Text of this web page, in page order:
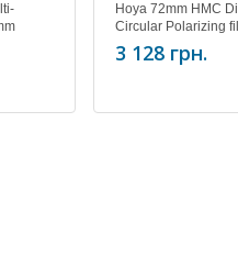
Hoya 72mm HMC
Circular Polarizing
3 128 грн.